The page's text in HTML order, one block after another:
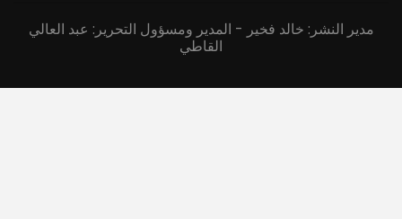
مدير النشر: خالد فخير - المدير ومسؤول التحرير: عبد العالي
القاطي